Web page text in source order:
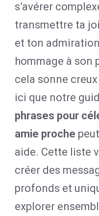
s’avérer
transmettre ta
et ton
hommage à son
cela sonne
ici que notre
phrases pour
amie proche
aide. Cette liste
créer des
profonds et
explorer